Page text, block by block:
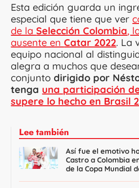
Esta edición guarda un
especial que tiene que ver
de laSelección Colombia,
ausente enCatar 2022. La
equipo nacional al
alegra a muchos que
conjuntodirigido por
tenga una participación
supere lo hecho en Brasil
Lee también
Así fue el emotivo
Castro a Colombia
de la Copa Mundial